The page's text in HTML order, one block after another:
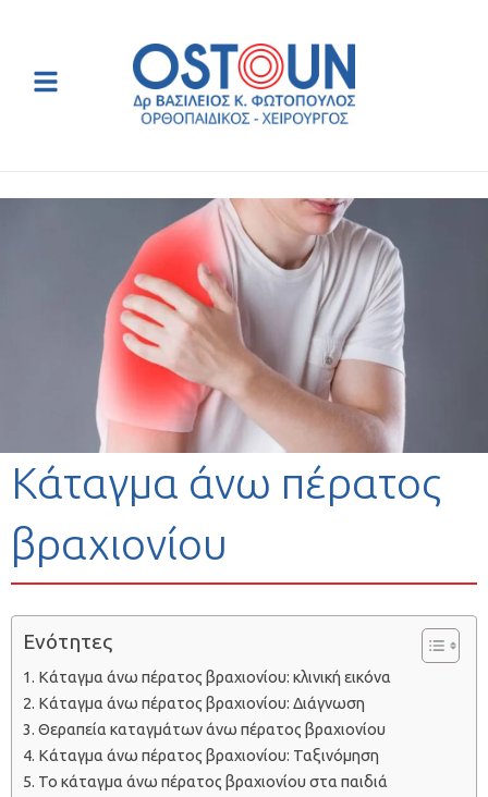
Κάταγμα άνω πέρατος
βραχιονίου
Ενότητες
Κάταγμα άνω πέρατος βραχιονίου: κλινική εικόνα
Κάταγμα άνω πέρατος βραχιονίου: Διάγνωση
Θεραπεία καταγμάτων άνω πέρατος βραχιονίου
Κάταγμα άνω πέρατος βραχιονίου: Ταξινόμηση
Το κάταγμα άνω πέρατος βραχιονίου στα παιδιά